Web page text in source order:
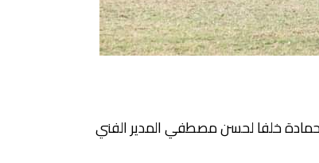
حمادة خلفا لحسن مصطفي المدير الفني